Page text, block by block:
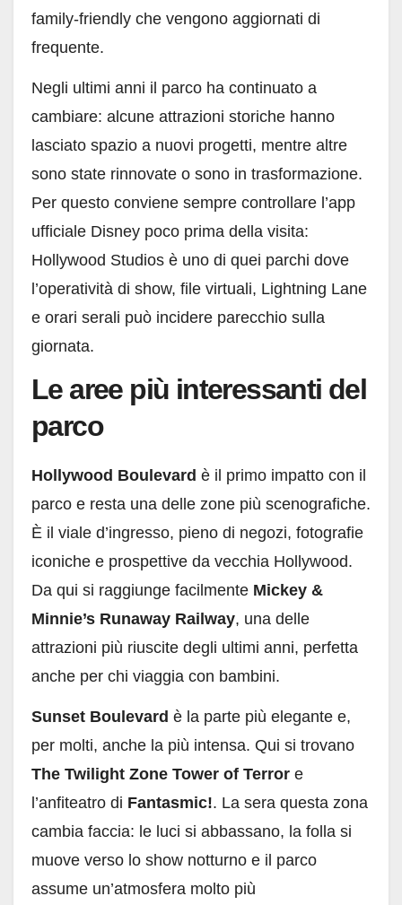
family-friendly che vengono aggiornati di
frequente.
Negli ultimi anni il parco ha continuato a
cambiare: alcune attrazioni storiche hanno
lasciato spazio a nuovi progetti, mentre altre
sono state rinnovate o sono in trasformazione.
Per questo conviene sempre controllare l’app
ufficiale Disney poco prima della visita:
Hollywood Studios è uno di quei parchi dove
l’operatività di show, file virtuali, Lightning Lane
e orari serali può incidere parecchio sulla
giornata.
Le aree più interessanti del
parco
Hollywood Boulevard è il primo impatto con il
parco e resta una delle zone più scenografiche.
È il viale d’ingresso, pieno di negozi, fotografie
iconiche e prospettive da vecchia Hollywood.
Da qui si raggiunge facilmente Mickey &
Minnie’s Runaway Railway, una delle
attrazioni più riuscite degli ultimi anni, perfetta
anche per chi viaggia con bambini.
Sunset Boulevard è la parte più elegante e,
per molti, anche la più intensa. Qui si trovano
The Twilight Zone Tower of Terror e
l’anfiteatro di Fantasmic!. La sera questa zona
cambia faccia: le luci si abbassano, la folla si
muove verso lo show notturno e il parco
assume un’atmosfera molto più